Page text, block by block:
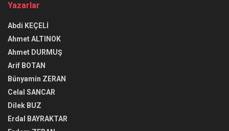
Yazarlar
Abdi KEÇELİ
Ahmet ALTINOK
Ahmet DURMUŞ
Arif BOTAN
Bünyamin ZERAN
Celal SANCAR
Dilek BUZ
Erdal BAYRAKTAR